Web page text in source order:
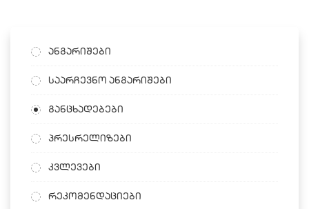
ანგარიშები
საარჩევნო ანგარიშები
განცხადებები
პრესრელიზები
კვლევები
რეკომენდაციები